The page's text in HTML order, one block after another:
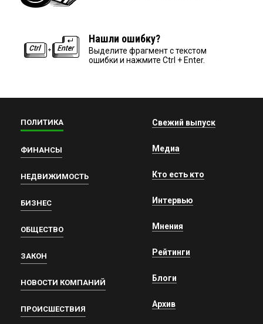
Нашли ошибку?
Выделите фрагмент с текстом
ошибки и нажмите Ctrl + Enter.
ПОЛИТИКА
ФИНАНСЫ
НЕДВИЖИМОСТЬ
БИЗНЕС
ОБЩЕСТВО
ЗАКОН
НОВОСТИ КОМПАНИЙ
ПРОИСШЕСТВИЯ
Свежий выпуск
Медиа
Кто есть кто
Интервью
Мнения
Рейтинги
Блоги
Архив